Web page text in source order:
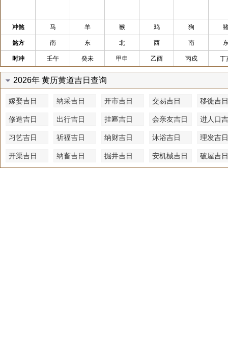
冲煞 马 羊 猴 鸡 狗
煞方 南 东 北 西 南
时冲 壬午 癸未 甲申 乙酉 丙戍 丁
2026年 黄历黄道吉日查询
嫁娶吉日 纳采吉日 开市吉日 交易吉日 移徙吉日
修造吉日 出行吉日 挂匾吉日 会亲友吉日 进人口
习艺吉日 祈福吉日 纳财吉日 沐浴吉日 理发吉日
开渠吉日 纳畜吉日 掘井吉日 安机械吉日 破屋吉日